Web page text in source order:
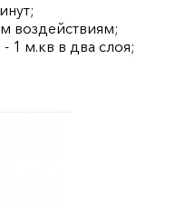
воздействиям;
1 м.кв в два слоя;